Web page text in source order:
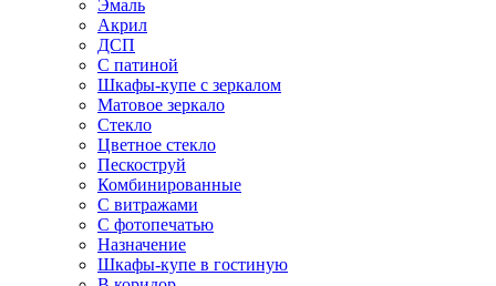
Эмаль
Акрил
ДСП
С патиной
Шкафы-купе с зеркалом
Матовое зеркало
Стекло
Цветное стекло
Пескоструй
Комбинированные
С витражами
С фотопечатью
Назначение
Шкафы-купе в гостиную